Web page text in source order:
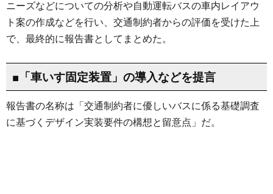
ニーズなどについての分析や自動運転バスの車内レイアウ
ト案の作成などを行い、交通制約者からの評価を受けた上
で、最終的に報告書としてまとめた。
■「車いす固定装置」の導入などを提言
報告書の名称は「交通制約者に優しいバスに係る基礎調査
に基づくデザイン実装要件の構想と留意点」だ。